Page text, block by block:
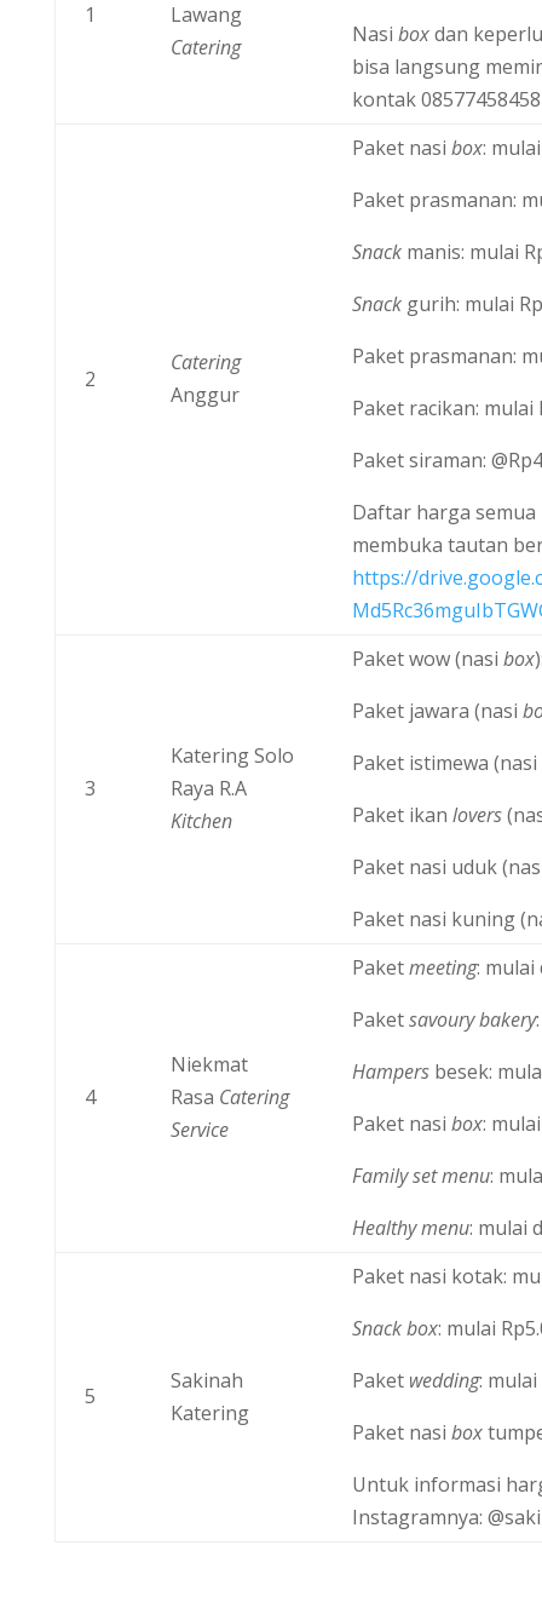
1
Lawang
Catering
Nasi boxdan
bisa langsung
kontak
2
Catering
Anggur
Paket nasi box:
Paket prasmanan:
Snackmanis: mulai
Snackgurih: mulai
Paket prasmanan:
Paket racikan: mulai
Paket siraman:
Daftar harga
membuka tautan
https://
3
Katering Solo
Raya R.A
Kitchen
Paket wow (nasi box
Paket jawara (nasi
Paket istimewa (nasi
Paket ikan lovers
Paket nasi uduk
Paket nasi kuning
4
Niekmat
Rasa Catering
Service
Paketmeeting: mulai
Paketsavoury bakery
Hampersbesek:
Paket nasi box:
Family set menu:
Healthy menu: mulai
5
Sakinah
Katering
Paket nasi kotak:
Snack box: mulai
Paket wedding: mulai
Paket nasi box
Untuk informasi
Instagramnya: